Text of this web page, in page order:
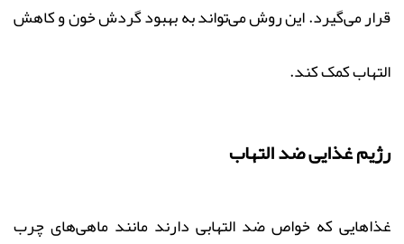
قرار می‌گیرد. این روش می‌تواند به بهبود گردش خون و کاهش
التهاب کمک کند.
رژیم غذایی ضد التهاب
غذاهایی که خواص ضد التهابی دارند مانند ماهی‌های چرب